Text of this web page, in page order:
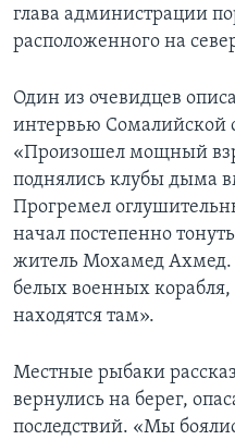
глава администрации
расположенного на
Один из очевидцев
интервью Сомалийской
«Произошел мощный
поднялись клубы дыма
Прогремел
начал постепенно
житель Мохамед Ахмед.
белых военных
находятся там».
Местные рыбаки
вернулись на берег,
последствий. «Мы